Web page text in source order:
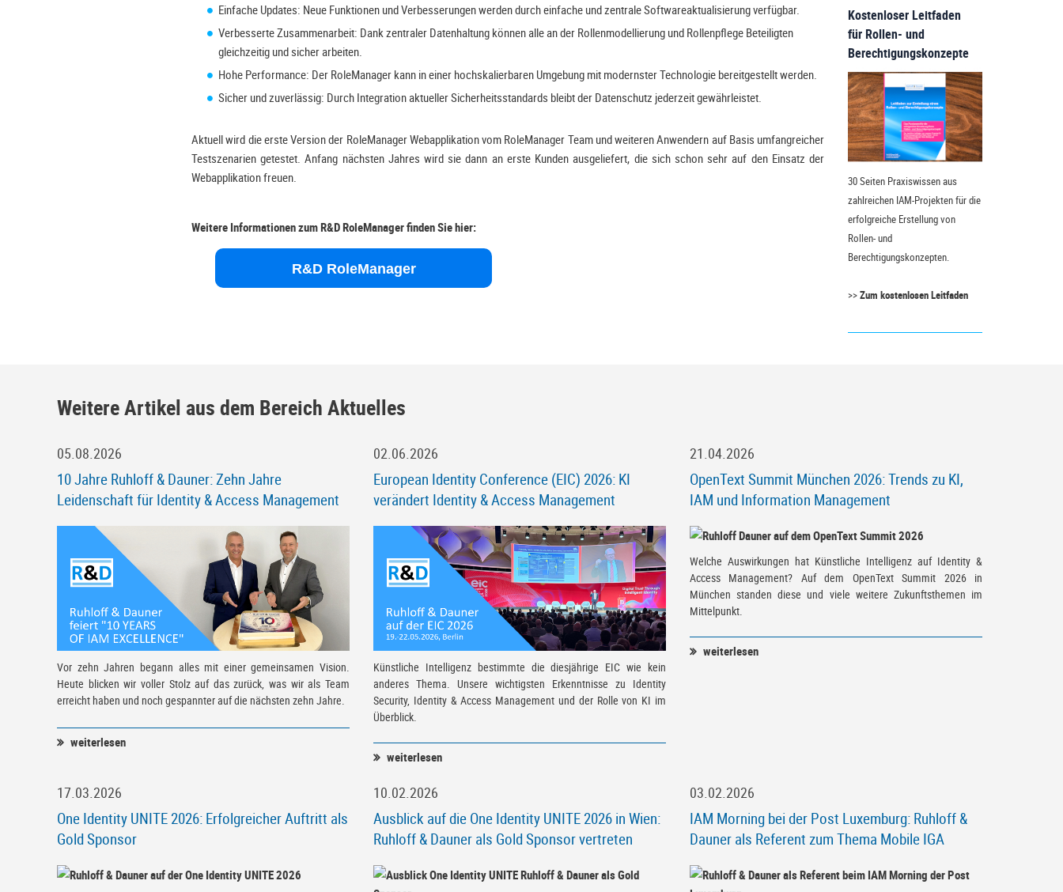
Einfache Updates: Neue Funktionen und Verbesserungen werden durch einfache und zentrale Softwareaktualisierung verfügbar.
Verbesserte Zusammenarbeit: Dank zentraler Datenhaltung können alle an der Rollenmodellierung und Rollenpflege Beteiligten
gleichzeitig und sicher arbeiten.
Hohe Performance: Der RoleManager kann in einer hochskalierbaren Umgebung mit modernster Technologie bereitgestellt werden.
Sicher und zuverlässig: Durch Integration aktueller Sicherheitsstandards bleibt der Datenschutz jederzeit gewährleistet.
Aktuell wird die erste Version der RoleManager Webapplikation vom RoleManager Team und weiteren Anwendern auf Basis umfangreicher
Testszenarien getestet. Anfang nächsten Jahres wird sie dann an erste Kunden ausgeliefert, die sich schon sehr auf den Einsatz der
Webapplikation freuen.
Weitere Informationen zum R&D RoleManager finden Sie hier:
R&D RoleManager
Kostenloser Leitfaden
für Rollen- und
Berechtigungskonzepte
30 Seiten Praxiswissen aus
zahlreichen IAM-Projekten für die
erfolgreiche Erstellung von
Rollen- und
Berechtigungskonzepten.
>>Zum kostenlosen Leitfaden
Weitere Artikel aus dem Bereich Aktuelles
05.08.2026
10 Jahre Ruhloff & Dauner: Zehn Jahre
Leidenschaft für Identity & Access Management
Vor zehn Jahren begann alles mit einer gemeinsamen Vision.
Heute blicken wir voller Stolz auf das zurück, was wir als Team
erreicht haben und noch gespannter auf die nächsten zehn Jahre.
weiterlesen
02.06.2026
European Identity Conference (EIC) 2026: KI
verändert Identity & Access Management
Künstliche Intelligenz bestimmte die diesjährige EIC wie kein
anderes Thema. Unsere wichtigsten Erkenntnisse zu Identity
Security, Identity & Access Management und der Rolle von KI im
Überblick.
weiterlesen
21.04.2026
OpenText Summit München 2026: Trends zu KI,
IAM und Information Management
Welche Auswirkungen hat Künstliche Intelligenz auf Identity &
Access Management? Auf dem OpenText Summit 2026 in
München standen diese und viele weitere Zukunftsthemen im
Mittelpunkt.
weiterlesen
17.03.2026
One Identity UNITE 2026: Erfolgreicher Auftritt als
Gold Sponsor
10.02.2026
Ausblick auf die One Identity UNITE 2026 in Wien:
Ruhloff & Dauner als Gold Sponsor vertreten
03.02.2026
IAM Morning bei der Post Luxemburg: Ruhloff &
Dauner als Referent zum Thema Mobile IGA